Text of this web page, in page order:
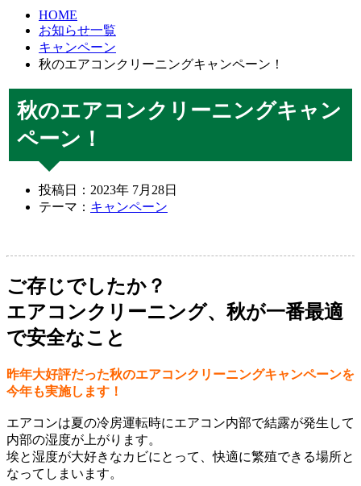
HOME
お知らせ一覧
キャンペーン
秋のエアコンクリーニングキャンペーン！
秋のエアコンクリーニングキャン
ペーン！
投稿日：2023年 7月28日
テーマ： キャンペーン
ご存じでしたか？
エアコンクリーニング、秋が一番最適
で安全なこと
昨年大好評だった秋のエアコンクリーニングキャンペーンを
今年も実施します！
エアコンは夏の冷房運転時にエアコン内部で結露が発生して
内部の湿度が上がります。
埃と湿度が大好きなカビにとって、快適に繁殖できる場所と
なってしまいます。